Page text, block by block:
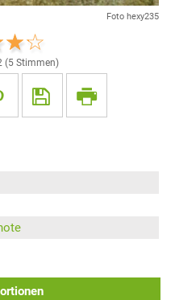
Foto hexy235
(5 Stimmen)